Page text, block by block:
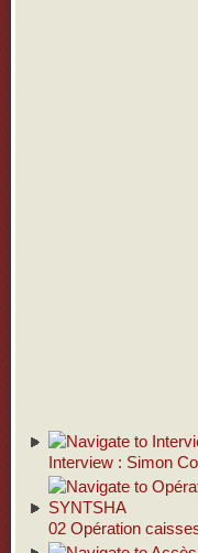
Interview : Simon
02 Opération